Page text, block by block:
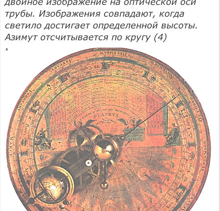
трубы. Изображения совпадают, когда
светило достигает определенной высоты.
Азимут отсчитывается по кругу (4)